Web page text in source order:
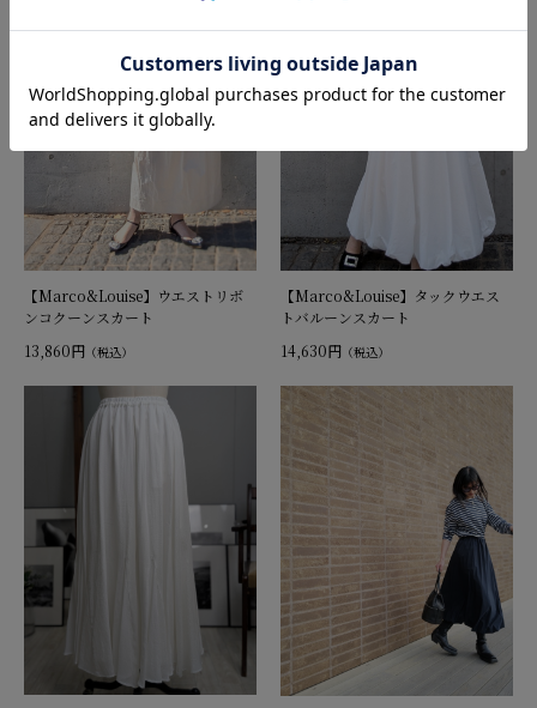
【Marco&Louise】ウエストリボ
ンコクーンスカート
13,860円 （税込）
【Marco&Louise】タックウエス
トバルーンスカート
14,630円 （税込）